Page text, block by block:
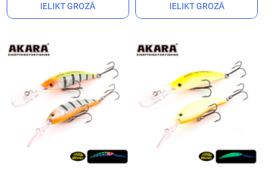
IELIKT GROZĀ IELIKT GROZĀ